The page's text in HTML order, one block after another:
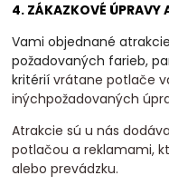
4. ZÁKAZKOVÉ ÚPRAVY
Vami objednané
požadovaných farieb,
kritérií vrátane potlače
inýchpožadovaných
Atrakcie sú u nás
potlačou a reklamami,
alebo prevádzku.